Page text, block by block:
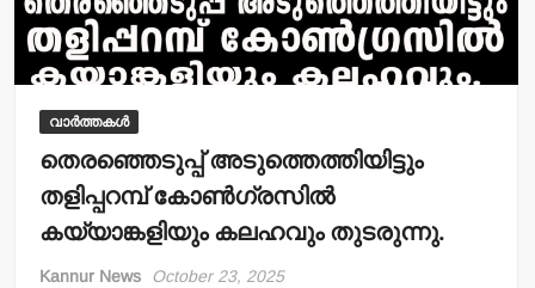
വാർത്തകൾ
തെരഞ്ഞെടുപ്പ് അടുത്തെത്തിയിട്ടും
തളിപ്പറമ്പ് കോണ്‍ഗ്രസില്‍
കയ്യാങ്കളിയും കലഹവും തുടരുന്നു.
Kannur News October 23, 2025